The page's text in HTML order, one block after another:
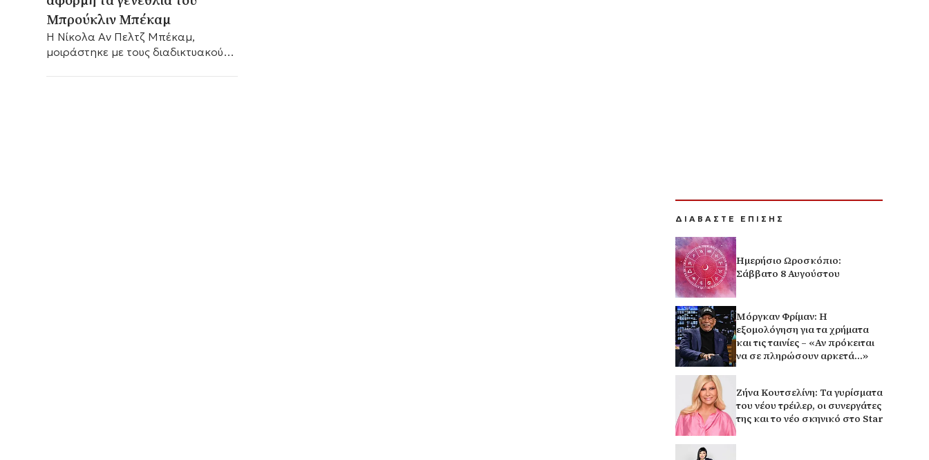
Μπρούκλιν Μπέκαμ
Η Νίκολα Αν Πελτζ Μπέκαμ,
μοιράστηκε με τους διαδικτυακούς
ΔΙΑΒΑΣΤΕ ΕΠΙΣΗΣ
Ημερήσιο Ωροσκόπιο:
Σάββατο 8 Αυγούστου
Μόργκαν Φρίμαν: Η
εξομολόγηση για τα χρήματα
και τις ταινίες – «Αν πρόκειται
να σε πληρώσουν αρκετά…»
Ζήνα Κουτσελίνη: Τα γυρίσματα
του νέου τρέιλερ, οι συνεργάτες
της και το νέο σκηνικό στο Star